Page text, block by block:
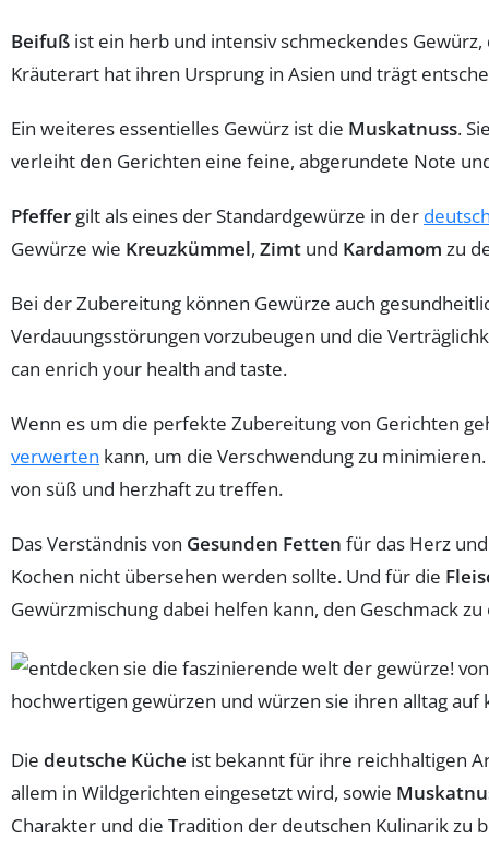
Beifuß ist ein herb und intensiv schmeckendes
Kräuterart hat ihren Ursprung in Asien und trägt
Ein weiteres essentielles Gewürz ist die Muskatnuss.
verleiht den Gerichten eine feine, abgerundete Note
Pfeffer gilt als eines der Standardgewürze in der
Gewürze wie Kreuzkümmel, Zimt und Kardamom zu
Bei der Zubereitung können Gewürze auch
Verdauungsstörungen vorzubeugen und die
can enrich your health and taste.
Wenn es um die perfekte Zubereitung von Gerichten
verwerten kann, um die Verschwendung zu
von süß und herzhaft zu treffen.
Das Verständnis von Gesunden Fetten für das Herz
Kochen nicht übersehen werden sollte. Und für die
Gewürzmischung dabei helfen kann, den Geschmack
Die deutsche Küche ist bekannt für ihre reichhaltigen
allem in Wildgerichten eingesetzt wird, sowie
Charakter und die Tradition der deutschen Kulinarik zu